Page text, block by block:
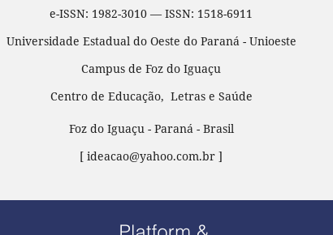
e-ISSN: 1982-3010 — ISSN: 1518-6911
Universidade Estadual do Oeste do Paraná - Unioeste
Campus de Foz do Iguaçu
Centro de Educação, Letras e Saúde
Foz do Iguaçu - Paraná - Brasil
[ ideacao@yahoo.com.br ]